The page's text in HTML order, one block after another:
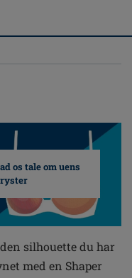
os tale om uens
silhouette du har
med en Shaper